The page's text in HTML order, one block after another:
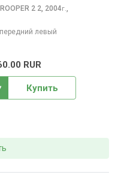
2 2, 2004г.,
левый
RUR
Купить